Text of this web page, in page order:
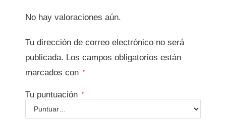
No hay valoraciones aún.
Tu dirección de correo electrónico no será
publicada. Los campos obligatorios están
marcados con
*
Tu puntuación *